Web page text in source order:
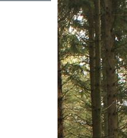
dans la